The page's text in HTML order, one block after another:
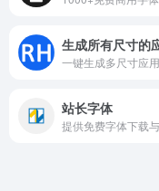
站长字体